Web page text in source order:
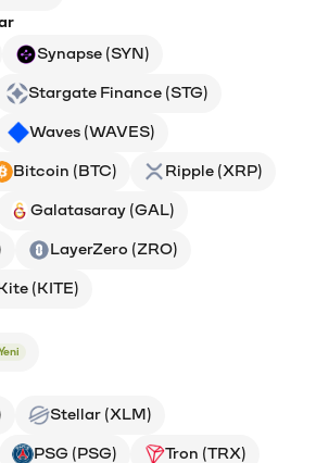
Synapse (SYN)
Stargate Finance (STG)
Waves (WAVES)
Bitcoin (BTC) Ripple (XRP)
Galatasaray (GAL)
LayerZero (ZRO)
Kite (KITE)
Stellar (XLM)
PSG (PSG) Tron (TRX)